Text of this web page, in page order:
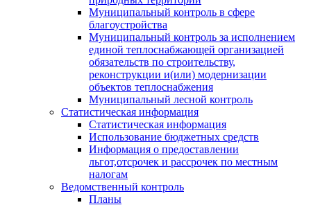
Муниципальный контроль в сфере
благоустройства
Муниципальный контроль за исполнением
единой теплоснабжающей организацией
обязательств по строительству,
реконструкции и(или) модернизации
объектов теплоснабжения
Муниципальный лесной контроль
Статистическая информация
Статистическая информация
Использование бюджетных средств
Информация о предоставлении
льгот,отсрочек и рассрочек по местным
налогам
Ведомственный контроль
Планы